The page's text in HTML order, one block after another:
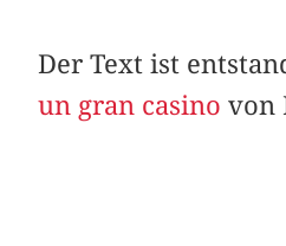
Der Text ist
un gran casino von